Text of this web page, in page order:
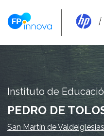
Instituto de
PEDRO DE
San Martín de